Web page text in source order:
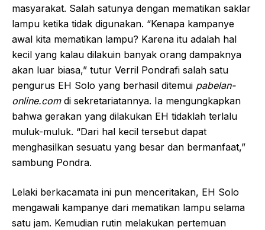
masyarakat. Salah satunya dengan mematikan saklar
lampu ketika tidak digunakan. “Kenapa kampanye
awal kita mematikan lampu? Karena itu adalah hal
kecil yang kalau dilakuin banyak orang dampaknya
akan luar biasa,” tutur Verril Pondrafi salah satu
pengurus EH Solo yang berhasil ditemui pabelan-
online.com di sekretariatannya. Ia mengungkapkan
bahwa gerakan yang dilakukan EH tidaklah terlalu
muluk-muluk. “Dari hal kecil tersebut dapat
menghasilkan sesuatu yang besar dan bermanfaat,”
sambung Pondra.
Lelaki berkacamata ini pun menceritakan, EH Solo
mengawali kampanye dari mematikan lampu selama
satu jam. Kemudian rutin melakukan pertemuan